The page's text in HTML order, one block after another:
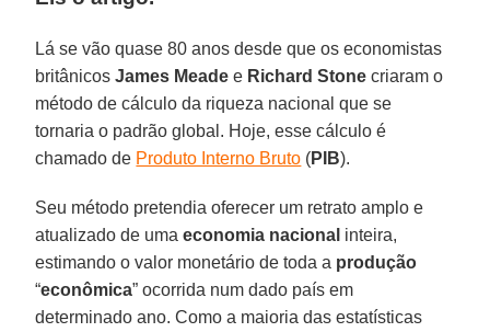
Lá se vão quase 80 anos desde que os economistas
britânicosJames Meade e Richard Stone criaram o
método de cálculo da riqueza nacional que se
tornaria o padrão global. Hoje, esse cálculo é
chamado de Produto Interno Bruto (PIB).
Seu método pretendia oferecer um retrato amplo e
atualizado de umaeconomia nacional inteira,
estimando o valor monetário de toda a produção
“econômica” ocorrida num dado país em
determinado ano. Como a maioria das estatísticas